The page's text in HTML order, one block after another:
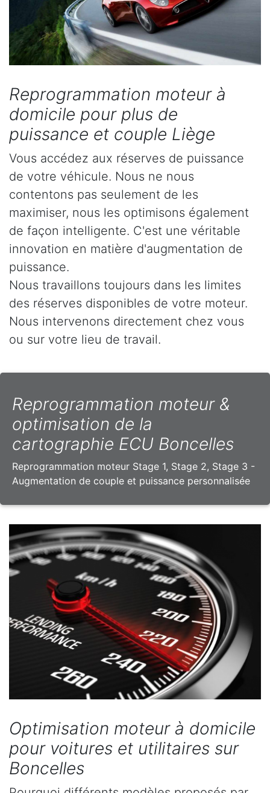
Reprogrammation moteur à
domicile pour plus de
puissance et couple Liège
Vous accédez aux réserves de puissance
de votre véhicule. Nous ne nous
contentons pas seulement de les
maximiser, nous les optimisons également
de façon intelligente. C'est une véritable
innovation en matière d'augmentation de
puissance.
Nous travaillons toujours dans les limites
des réserves disponibles de votre moteur.
Nous intervenons directement chez vous
ou sur votre lieu de travail.
Reprogrammation moteur &
optimisation de la
cartographie ECU Boncelles
Reprogrammation moteur Stage 1, Stage 2, Stage 3 -
Augmentation de couple et puissance personnalisée
Optimisation moteur à domicile
pour voitures et utilitaires sur
Boncelles